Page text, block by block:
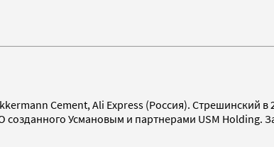
Сement, Ali Express (Россия). Стрешинский в
созданного Усмановым и партнерами USM Holding.